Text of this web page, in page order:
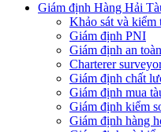
Giám định Hàng Hải
Khảo sát và kiểm
Giám định PNI
Giám định an
Charterer
Giám định chất
​Giám định mua
Giám định kiểm
Giám định hàng